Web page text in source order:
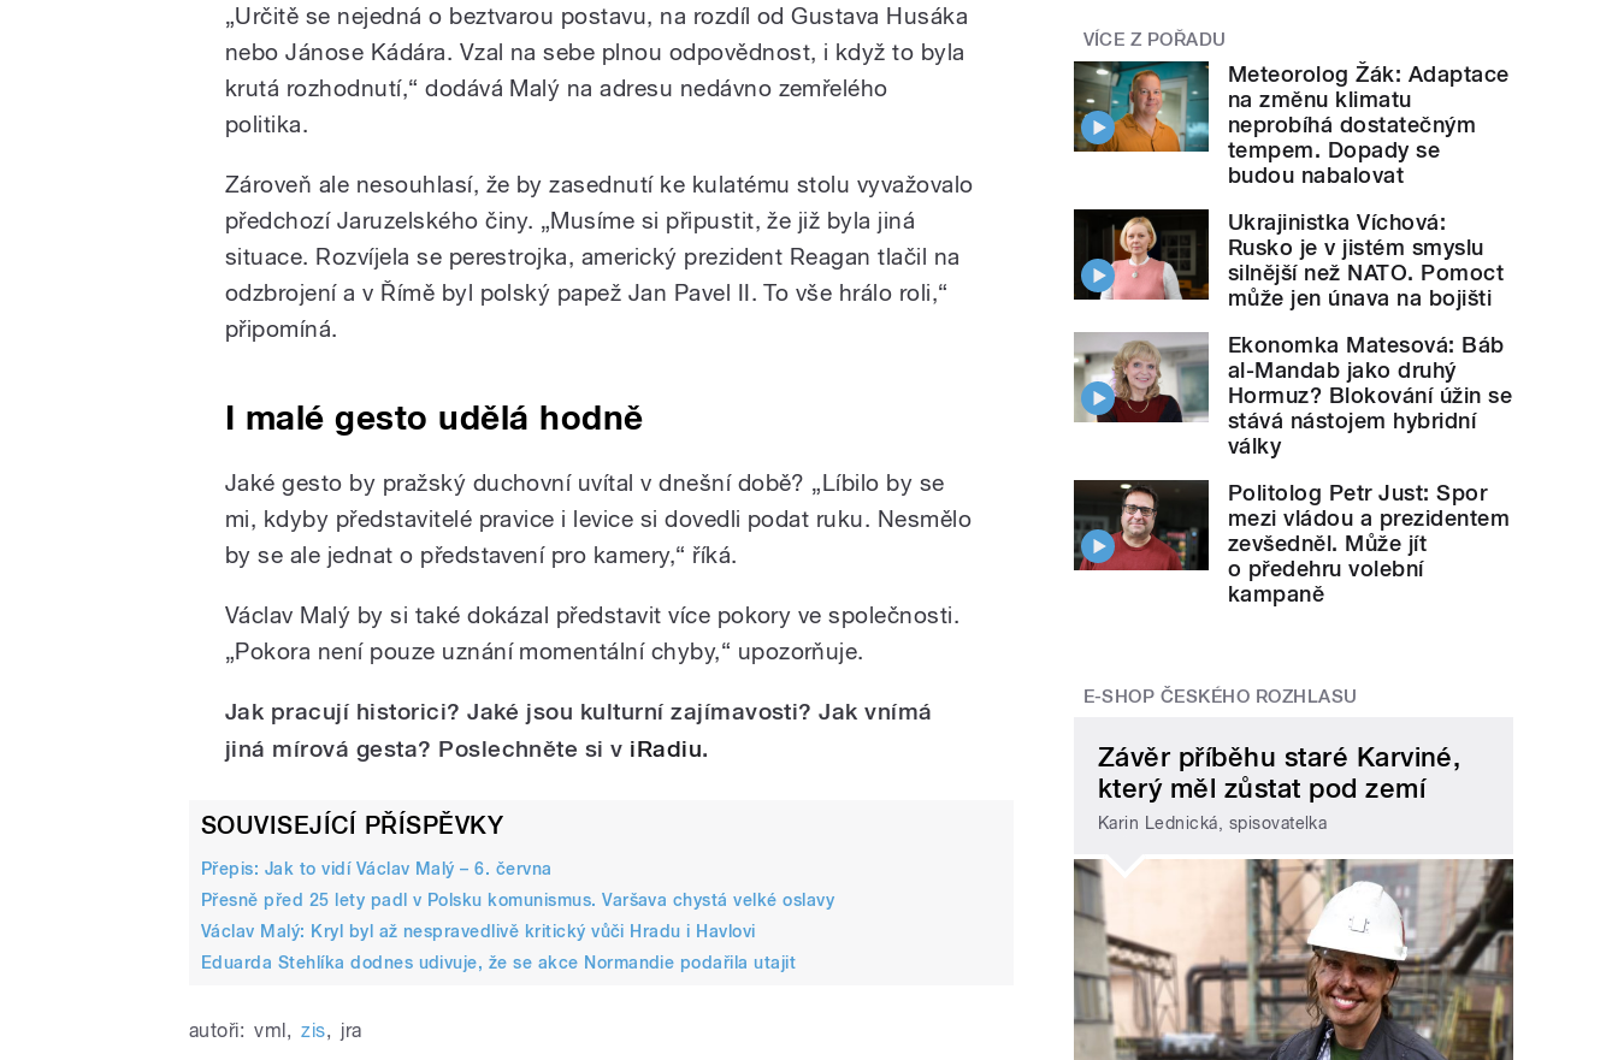
„Určitě se nejedná o beztvarou postavu, na rozdíl od Gustava Husáka
nebo Jánose Kádára. Vzal na sebe plnou odpovědnost, i když to byla
krutá rozhodnutí,“ dodává Malý na adresu nedávno zemřelého
politika.
Zároveň ale nesouhlasí, že by zasednutí ke kulatému stolu vyvažovalo
předchozí Jaruzelského činy. „Musíme si připustit, že již byla jiná
situace. Rozvíjela se perestrojka, americký prezident Reagan tlačil na
odzbrojení a v Římě byl polský papež Jan Pavel II. To vše hrálo roli,“
připomíná.
I malé gesto udělá hodně
Jaké gesto by pražský duchovní uvítal v dnešní době? „Líbilo by se
mi, kdyby představitelé pravice i levice si dovedli podat ruku. Nesmělo
by se ale jednat o představení pro kamery,“ říká.
Václav Malý by si také dokázal představit více pokory ve společnosti.
„Pokora není pouze uznání momentální chyby,“ upozorňuje.
Jak pracují historici? Jaké jsou kulturní zajímavosti? Jak vnímá
jiná mírová gesta? Poslechněte si v iRadiu.
SOUVISEJÍCÍ PŘÍSPĚVKY
Přepis: Jak to vidí Václav Malý – 6. června
Přesně před 25 lety padl v Polsku komunismus. Varšava chystá velké oslavy
Václav Malý: Kryl byl až nespravedlivě kritický vůči Hradu i Havlovi
Eduarda Stehlíka dodnes udivuje, že se akce Normandie podařila utajit
autoři: vml , zis, jra
VÍCE Z POŘADU
Meteorolog Žák: Adaptace
na změnu klimatu
neprobíhá dostatečným
tempem. Dopady se
budou nabalovat
Ukrajinistka Víchová:
Rusko je v jistém smyslu
silnější než NATO. Pomoct
může jen únava na bojišti
Ekonomka Matesová: Báb
al-Mandab jako druhý
Hormuz? Blokování úžin se
stává nástojem hybridní
války
Politolog Petr Just: Spor
mezi vládou a prezidentem
zevšedněl. Může jít
o předehru volební
kampaně
E-SHOP ČESKÉHO ROZHLASU
Závěr příběhu staré Karviné,
který měl zůstat pod zemí
Karin Lednická, spisovatelka